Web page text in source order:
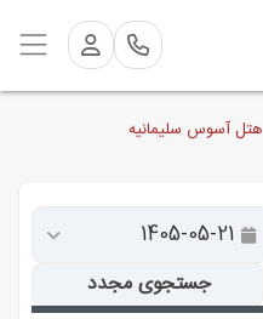
هتل آسوس سلیمانیه
جستجوی مجدد